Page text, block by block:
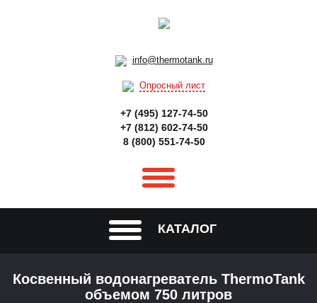
info@thermotank.ru
Опросный лист
+7 (495) 127-74-50
+7 (812) 602-74-50
8 (800) 551-74-50
КАТАЛОГ
Косвенный водонагреватель ThermoTank
объемом 750 литров